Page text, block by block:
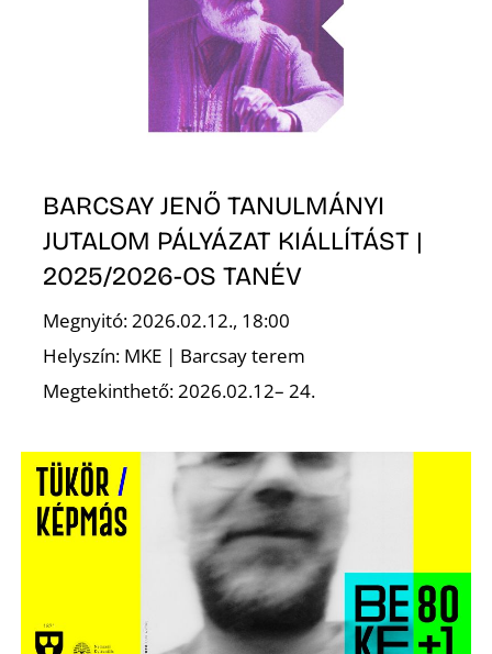
BARCSAY JENŐ TANULMÁNYI
JUTALOM PÁLYÁZAT KIÁLLÍTÁST |
2025/2026-OS TANÉV
Megnyitó: 2026.02.12., 18:00
Helyszín: MKE | Barcsay terem
Megtekinthető: 2026.02.12– 24.